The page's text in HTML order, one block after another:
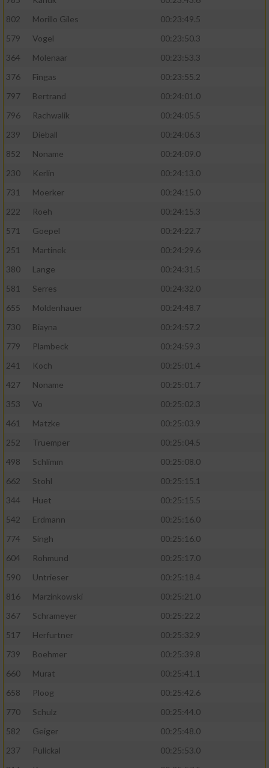
802
Morillo Giles
00:23:49.5
579
Vogel
00:23:50.3
364
Molenaar
00:23:53.3
376
Fingas
00:23:55.2
797
Bertrand
00:24:01.0
796
Rachwalik
00:24:05.5
239
Dieball
00:24:06.3
852
Noname
00:24:09.0
230
Kerlin
00:24:13.0
731
Moerker
00:24:15.0
222
Roeh
00:24:15.3
571
Goepel
00:24:22.7
251
Martinek
00:24:29.6
380
Lange
00:24:31.5
581
Serres
00:24:32.0
655
Moldenhauer
00:24:48.7
730
Biayna
00:24:57.2
779
Plambeck
00:24:59.3
241
Koch
00:25:01.4
427
Noname
00:25:01.7
353
Vo
00:25:02.3
461
Matzke
00:25:03.9
252
Truemper
00:25:04.5
498
Schlimm
00:25:08.0
662
Stohl
00:25:15.1
344
Huet
00:25:15.5
542
Erdmann
00:25:16.0
774
Singh
00:25:16.0
604
Rohmund
00:25:17.0
590
Untrieser
00:25:18.4
816
Marzinkowski
00:25:21.0
367
Schrameyer
00:25:22.2
517
Herfurtner
00:25:32.9
739
Boehmer
00:25:39.8
660
Murat
00:25:41.1
658
Ploog
00:25:42.6
770
Schulz
00:25:44.0
582
Geiger
00:25:48.0
237
Pulickal
00:25:53.0